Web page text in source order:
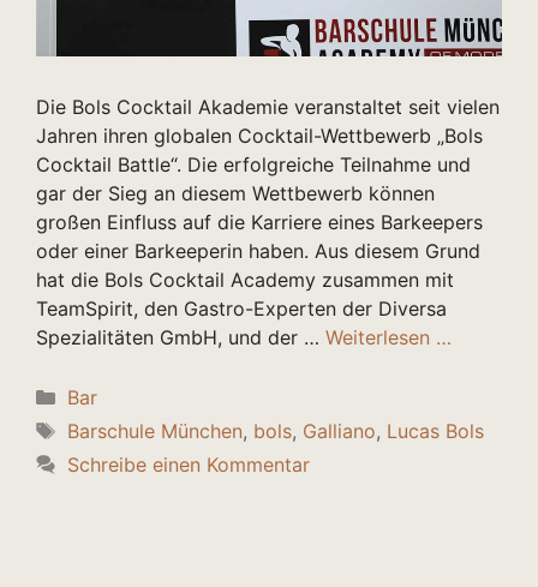
Die Bols Cocktail Akademie veranstaltet seit vielen
Jahren ihren globalen Cocktail-Wettbewerb „Bols
Cocktail Battle“. Die erfolgreiche Teilnahme und
gar der Sieg an diesem Wettbewerb können
großen Einfluss auf die Karriere eines Barkeepers
oder einer Barkeeperin haben. Aus diesem Grund
hat die Bols Cocktail Academy zusammen mit
TeamSpirit, den Gastro-Experten der Diversa
Spezialitäten GmbH, und der … Weiterlesen …
Kategorien
Bar
Schlagwörter
Barschule München, bols, Galliano, Lucas Bols
Schreibe einen Kommentar